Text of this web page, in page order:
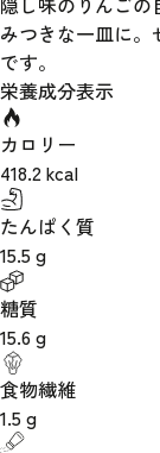
みつきな一皿に
です。
栄養成分表示
カロリー
418.2kcal
たんぱく質
15.5 g
糖質
15.6 g
食物繊維
1.5 g